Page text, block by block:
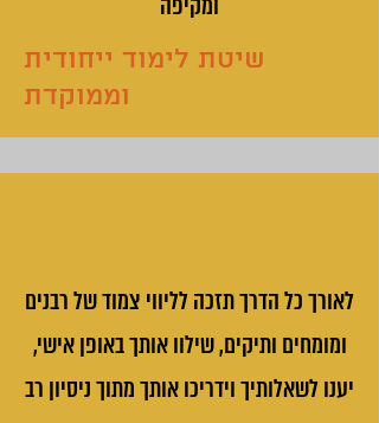
שיטת לימוד ייחודית
וממוקדת
לאורך כל הדרך תזכה לליווי צמוד של רבנים
ומומחים ותיקים, שילוו אותך באופן אישי,
יענו לשאלותיך וידריכו אותך מתוך ניסיון רב